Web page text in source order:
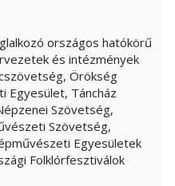
országos hatókörű
és intézmények
Örökség
Egyesület, Táncház
Szövetség,
Szövetség,
Egyesületek
Folklórfesztiválok